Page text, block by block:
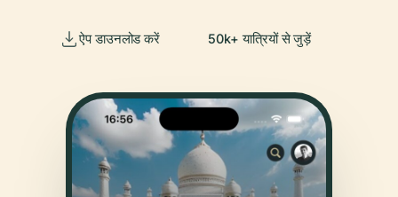
ऐप डाउनलोड करें 50k+ यात्रियों से जुड़ें